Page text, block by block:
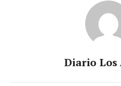
Diario Los